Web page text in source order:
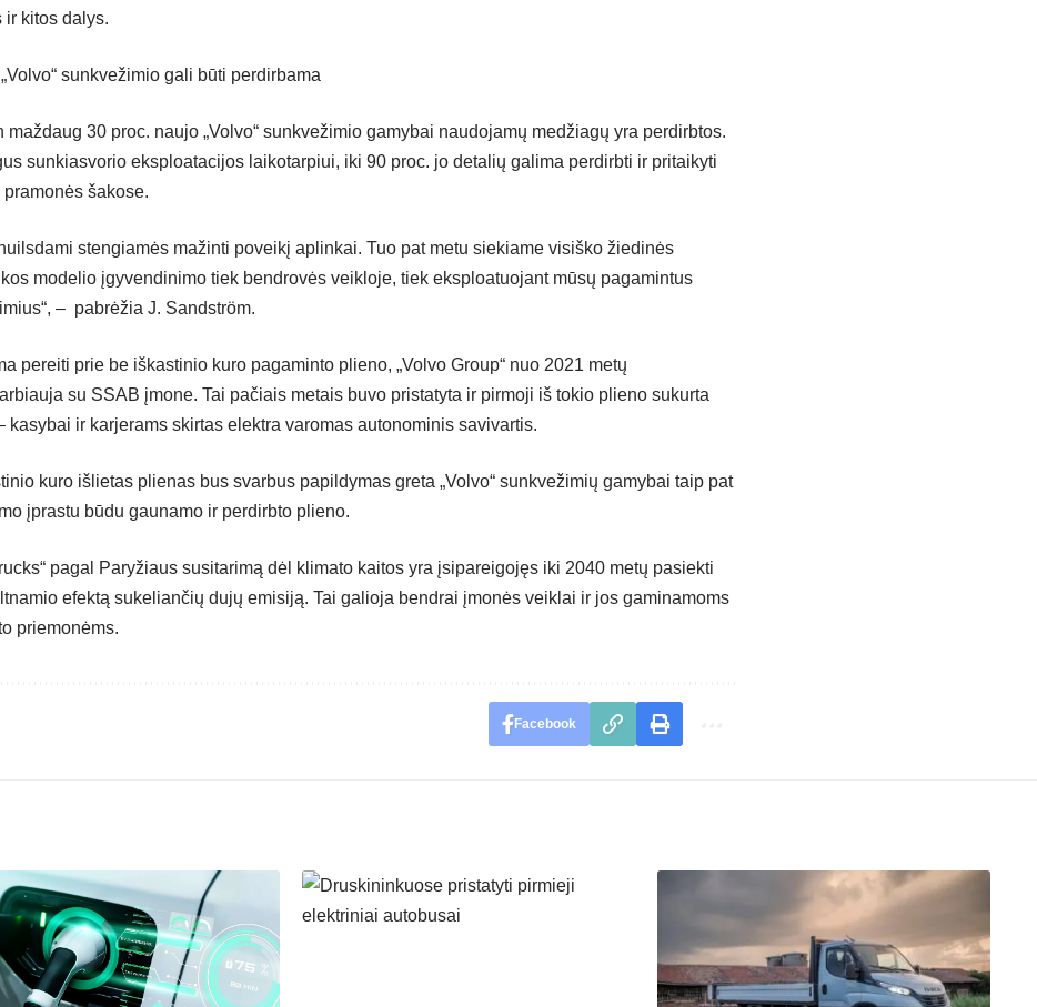
ir kitos dalys.
sunkvežimio gali būti perdirbama
maždaug 30 proc. naujo „Volvo“ sunkvežimio gamybai naudojamų medžiagų yra perdirbtos.
sunkiasvorio eksploatacijos laikotarpiui, iki 90 proc. jo detalių galima perdirbti ir pritaikyti
šakose.
stengiamės mažinti poveikį aplinkai. Tuo pat metu siekiame visiško žiedinės
modelio įgyvendinimo tiek bendrovės veikloje, tiek eksploatuojant mūsų pagamintus
– pabrėžia J. Sandström.
pereiti prie be iškastinio kuro pagaminto plieno, „Volvo Group“ nuo 2021 metų
su SSAB įmone. Tai pačiais metais buvo pristatyta ir pirmoji iš tokio plieno sukurta
kasybai ir karjerams skirtas elektra varomas autonominis savivartis.
kuro išlietas plienas bus svarbus papildymas greta „Volvo“ sunkvežimių gamybai taip pat
įprastu būdu gaunamo ir perdirbto plieno.
pagal Paryžiaus susitarimą dėl klimato kaitos yra įsipareigojęs iki 2040 metų pasiekti
efektą sukeliančių dujų emisiją. Tai galioja bendrai įmonės veiklai ir jos gaminamoms
priemonėms.
Facebook